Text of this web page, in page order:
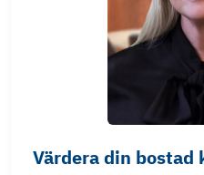
Värdera din